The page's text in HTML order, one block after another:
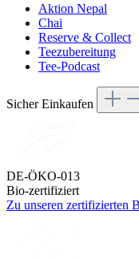
Aktion Nepal
Chai
Reserve & Collect
Teezubereitung
Tee-Podcast
Sicher Einkaufen
DE-ÖKO-013
Bio-zertifiziert
Zu unseren zertifizierten